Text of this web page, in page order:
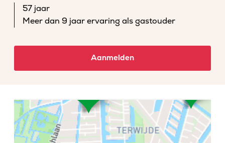
57 jaar
Meer dan 9 jaar ervaring als gastouder
Aanmelden